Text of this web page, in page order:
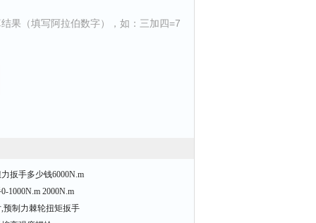
果（填写阿拉伯数字），如：三加四=7
扳手多少钱6000N.m
1000N.m 2000N.m
预制力棘轮扭矩扳手